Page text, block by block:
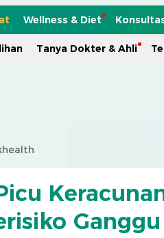
Wellness & Diet
Tanya Dokter & Ahli